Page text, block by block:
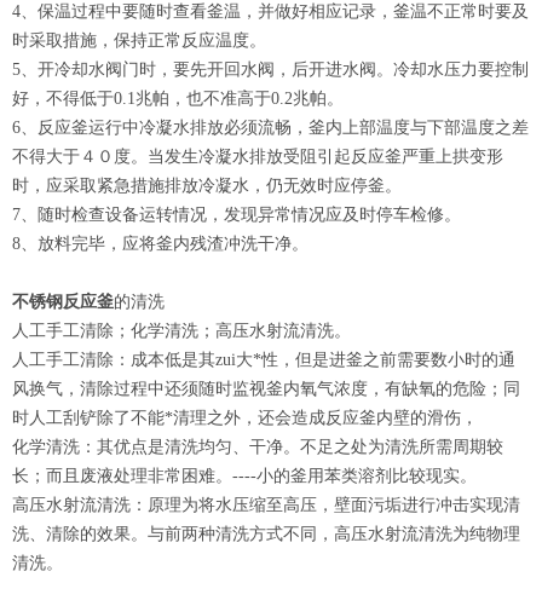
4、保温过程中要随时查看釜温，并做好相应记录，釜温不正常时要及
时采取措施，保持正常反应温度。
5、开冷却水阀门时，要先开回水阀，后开进水阀。冷却水压力要控制
好，不得低于0.1兆帕，也不准高于0.2兆帕。
6、反应釜运行中冷凝水排放必须流畅，釜内上部温度与下部温度之差
不得大于４０度。当发生冷凝水排放受阻引起反应釜严重上拱变形
时，应采取紧急措施排放冷凝水，仍无效时应停釜。
7、随时检查设备运转情况，发现异常情况应及时停车检修。
8、放料完毕，应将釜内残渣冲洗干净。
不锈钢反应釜的清洗
人工手工清除；化学清洗；高压水射流清洗。
人工手工清除：成本低是其zui大*性，但是进釜之前需要数小时的通
风换气，清除过程中还须随时监视釜内氧气浓度，有缺氧的危险；同
时人工刮铲除了不能*清理之外，还会造成反应釜内壁的滑伤，
化学清洗：其优点是清洗均匀、干净。不足之处为清洗所需周期较
长；而且废液处理非常困难。----小的釜用苯类溶剂比较现实。
高压水射流清洗：原理为将水压缩至高压，壁面污垢进行冲击实现清
洗、清除的效果。与前两种清洗方式不同，高压水射流清洗为纯物理
清洗。